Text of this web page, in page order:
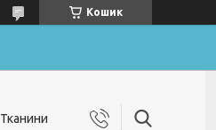
Кошик
Тканини